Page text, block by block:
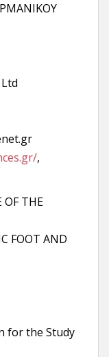
,
OF THE
FOOT AND
for the Study